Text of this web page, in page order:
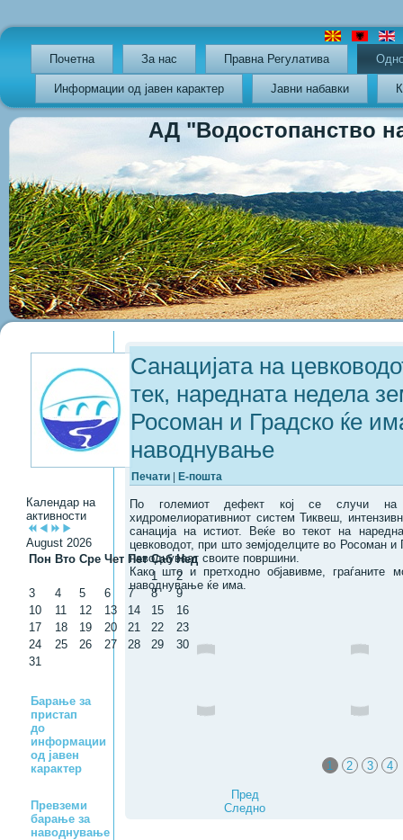
Почетна За нас Правна Регулатива
Информации од јавен карактер Јавни набавки
АД "Водостопанство на
Календар на
активности
August 2026
Пон Вто Сре Чет Пет Саб Нед
1
2
3
4 5 6 7 8
9
10
11 12 13 14 15
16
17
18 19 20 21 22
23
24
25 26 27 28 29
30
31
Барање за
пристап
до
информации
од јавен
карактер
Превземи
барање за
наводнување
Санацијата на
тек, наредната недела
Росоман и Градско ќе
наводнување
Печати Е-пошта
По големиот дефект кој се случи
хидромелиоративниот систем Тиквеш,
санација на истиот. Веќе во текот на
цевководот, при што земјоделците во Росоман
наводнуваат своите површини.
Како што и претходно објавивме, граѓаните
наводнување ќе има.
1 2 3 4
Пред
Следно